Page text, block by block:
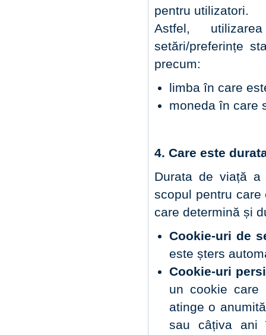
pentru utilizatori.
Astfel,
setări/preferințe
precum:
limba în care
moneda în care
4. Care este
Durata de viață a
scopul pentru care
care determină și
Cookie-uri de
este șters
Cookie-uri
un cookie care
atinge o
sau câțiva ani